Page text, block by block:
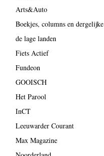
Arts&Auto
Boekjes, columns en dergelijke
de lage landen
Fiets Actief
Fundeon
GOOISCH
Het Parool
InCT
Leeuwarder Courant
Max Magazine